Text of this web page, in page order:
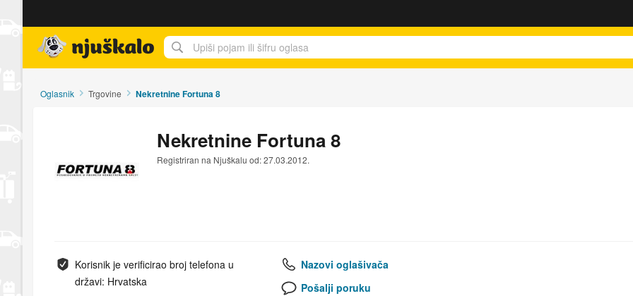
Oglasnik Trgovine Nekretnine Fortuna 8
Nekretnine Fortuna 8
Registriran na Njuškalu od: 27.03.2012.
Korisnik je verificirao broj telefona u
državi: Hrvatska
Nazovi oglašivača
Pošalji poruku